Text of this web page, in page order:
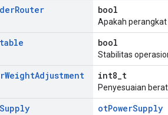
Router bool
Apakah
bool
Stabilitas
WeightAdjustment int8_t
Penyesuaian
Supply otPowerSupply